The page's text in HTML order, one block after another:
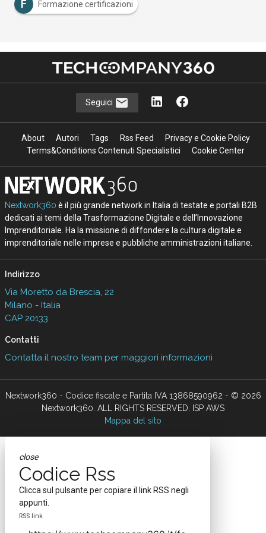
F Formazione certificazioni
Seguici
About Autori Tags Rss Feed
Privacy e Cookie Policy
Terms&Conditions Contenuti Specialistici
Cookie Center
Nextwork360 è il più grande network in Italia di testate e portali B2B
dedicati ai temi della Trasformazione Digitale e dell’Innovazione
Imprenditoriale. Ha la missione di diffondere la cultura digitale e
imprenditoriale nelle imprese e pubbliche amministrazioni italiane.
Indirizzo
Via Moretto da Brescia, 22
Milano - Italia
CAP 20133
Contatti
Contatta il nostro team per maggiori informazioni
Nextwork360 - Codice fiscale e Partita IVA 13868590962 - © 2026
Nextwork360. ALL RIGHTS RESERVED. ISP AWS
Mappa del sito
close
Codice Rss
Clicca sul pulsante per copiare il link RSS negli
appunti.
RSS link